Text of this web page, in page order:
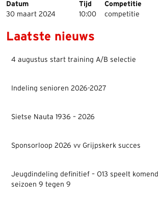
Datum
Tijd Competitie
30 maart 2024
10:00 competitie
Laatste nieuws
4 augustus start training A/B selectie
Indeling senioren 2026-2027
Sietse Nauta 1936 – 2026
Sponsorloop 2026 vv Grijpskerk succes
Jeugdindeling definitief – O13 speelt komend
seizoen 9 tegen 9